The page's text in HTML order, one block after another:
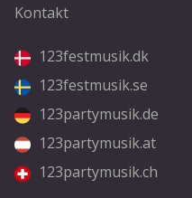
Kontakt
123festmusik.dk
123festmusik.se
123partymusik.de
123partymusik.at
123partymusik.ch